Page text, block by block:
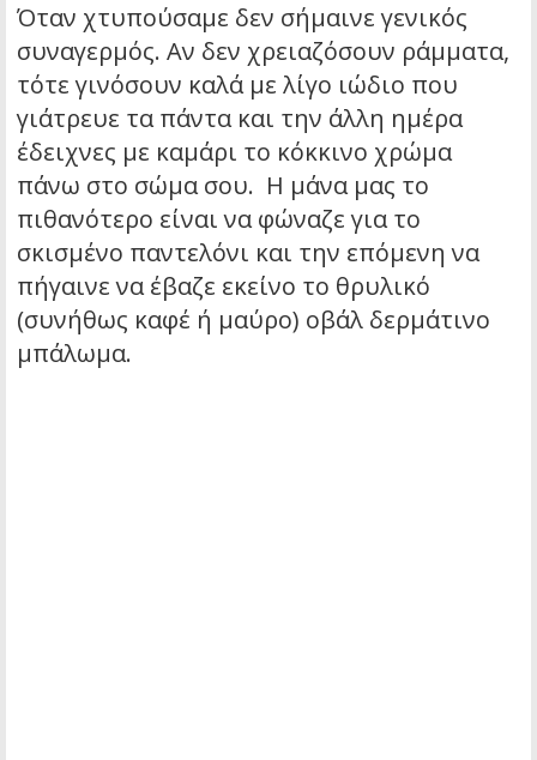
Όταν χτυπούσαμε δεν σήμαινε γενικός
συναγερμός. Αν δεν χρειαζόσουν ράμματα,
τότε γινόσουν καλά με λίγο ιώδιο που
γιάτρευε τα πάντα και την άλλη ημέρα
έδειχνες με καμάρι το κόκκινο χρώμα
πάνω στο σώμα σου. Η μάνα μας το
πιθανότερο είναι να φώναζε για το
σκισμένο παντελόνι και την επόμενη να
πήγαινε να έβαζε εκείνο το θρυλικό
(συνήθως καφέ ή μαύρο) οβάλ δερμάτινο
μπάλωμα.